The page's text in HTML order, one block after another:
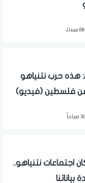
هذه حرب نتنياهو
عن فلسطين (فيديو)
اجتماعات نتنياهو..